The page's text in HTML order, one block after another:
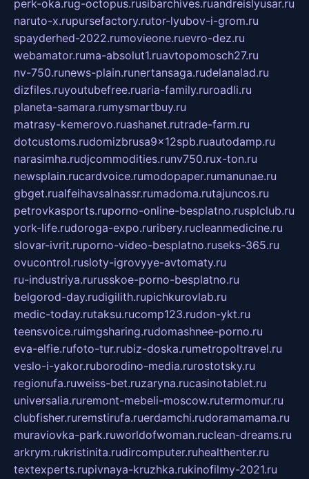
perk-oka.rug-octopus.rusibarchives.ruandreislyusar.ru
naruto-x.rupursefactory.rutor-lyubov-i-grom.ru
spayderhed-2022.rumovieone.ruevro-dez.ru
webamator.ruma-absolut1.ruavtopomosch27.ru
nv-750.runews-plain.runertansaga.rudelanalad.ru
dizfiles.ruyoutubefree.ruaria-family.ruroadli.ru
planeta-samara.rumysmartbuy.ru
matrasy-kemerovo.ruashanet.rutrade-farm.ru
dotcustoms.rudomizbrusa9x12spb.ruautodamp.ru
narasimha.rudjcommodities.runv750.rux-ton.ru
newsplain.rucardvoice.rumodopaper.rumanunae.ru
gbget.rualfeihavsalnassr.rumadoma.rutajuncos.ru
petrovkasports.ruporno-online-besplatno.rusplclub.ru
york-life.rudoroga-expo.ruribery.rucleanmedicine.ru
slovar-ivrit.ruporno-video-besplatno.ruseks-365.ru
ovucontrol.rusloty-igrovyye-avtomaty.ru
ru-industriya.rurusskoe-porno-besplatno.ru
belgorod-day.rudigilith.rupichkurovlab.ru
medic-today.rutaksu.rucomp123.rudon-ykt.ru
teensvoice.ruimgsharing.rudomashnee-porno.ru
eva-elfie.rufoto-tur.rubiz-doska.rumetropoltravel.ru
veslo-i-yakor.ruborodino-media.rurostotsky.ru
regionufa.ruweiss-bet.ruzaryna.rucasinotablet.ru
universalia.ruremont-mebeli-moscow.rutermomur.ru
clubfisher.ruremstirufa.ruerdamchi.rudoramamama.ru
muraviovka-park.ruworldofwoman.ruclean-dreams.ru
arkrym.rukristinita.rudircomputer.ruhealthenter.ru
textexperts.rupivnaya-kruzhka.rukinofilmy-2021.ru